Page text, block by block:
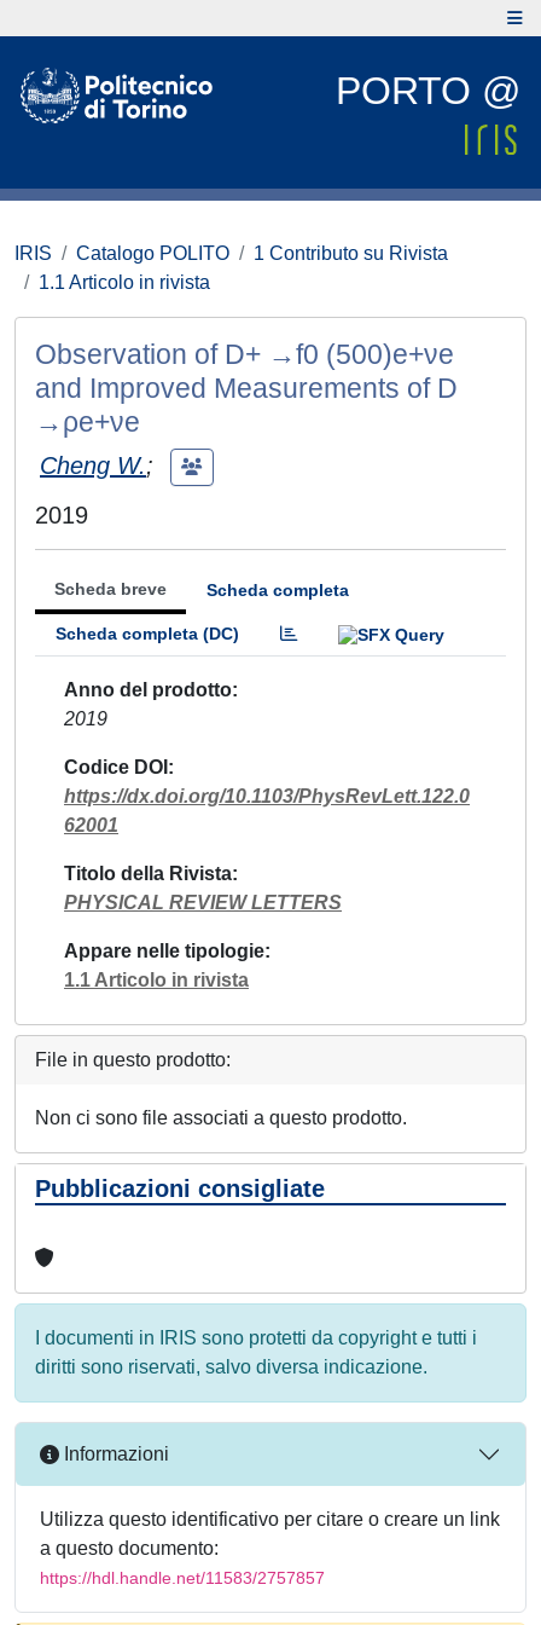
PORTO @
IRIS Catalogo POLITO
1 Contributo su Rivista
1.1 Articolo in rivista
Observation of D+ →f0 (500)e+νe
and Improved Measurements of D
→ρe+νe
Cheng W.;
2019
Scheda breve Scheda completa
Scheda completa (DC)
Anno del prodotto
2019
Codice DOI
https://dx.doi.org/10.1103/PhysRevLett.122.0
62001
Titolo della Rivista
PHYSICAL REVIEW LETTERS
Appare nelle tipologie
1.1 Articolo in rivista
File in questo prodotto:
Non ci sono file associati a questo prodotto.
Pubblicazioni consigliate
I documenti in IRIS sono protetti da copyright e tutti i
diritti sono riservati, salvo diversa indicazione.
Informazioni
Utilizza questo identificativo per citare o creare un link
a questo documento:
https://hdl.handle.net/11583/2757857